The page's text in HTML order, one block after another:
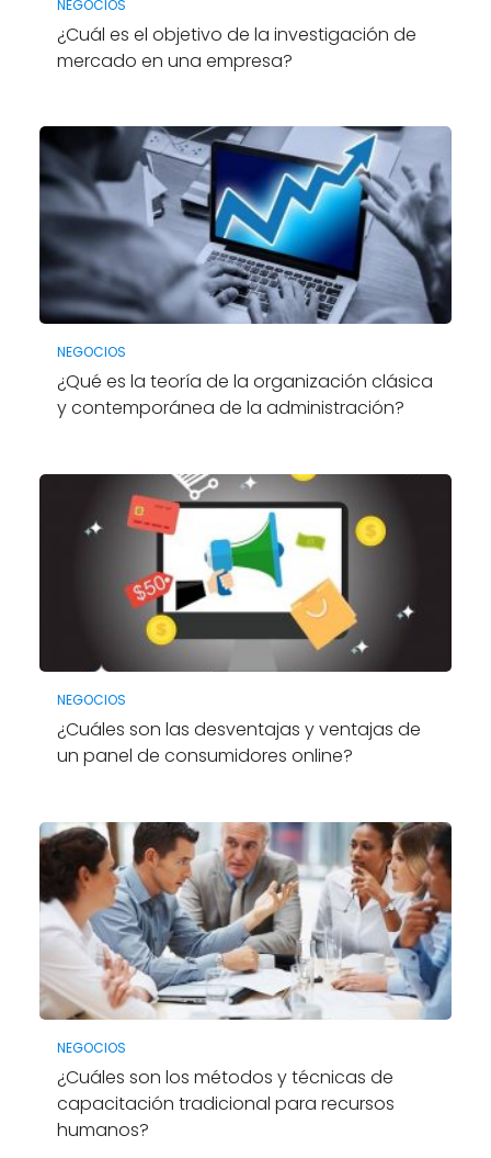
NEGOCIOS
¿Cuál es el objetivo de la investigación de
mercado en una empresa?
NEGOCIOS
¿Qué es la teoría de la organización clásica
y contemporánea de la administración?
NEGOCIOS
¿Cuáles son las desventajas y ventajas de
un panel de consumidores online?
NEGOCIOS
¿Cuáles son los métodos y técnicas de
capacitación tradicional para recursos
humanos?